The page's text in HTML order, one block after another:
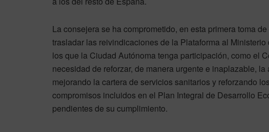
La consejera se ha comprometido, en esta primera toma
trasladar las reivindicaciones de la Plataforma al
los que la Ciudad Autónoma tenga participación, como el
necesidad de reforzar, de manera urgente e inaplazable,
mejorando la cartera de servicios sanitarios y reforzando
compromisos incluidos en el Plan Integral de Desarrollo
pendientes de su cumplimiento.